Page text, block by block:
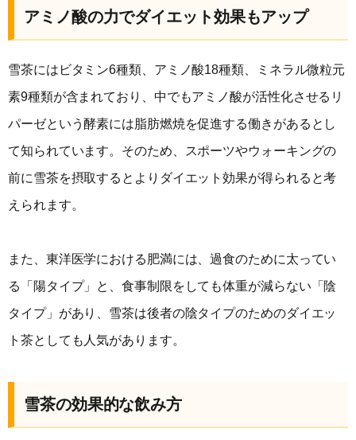
アミノ酸の力でダイエット効果もアップ
雪茶にはビタミン6種類、アミノ酸18種類、ミネラル微粒元
素9種類が含まれており、中でもアミノ酸が活性化させるリ
パーゼという酵素には脂肪燃焼を促進する働きがあるとし
て知られています。そのため、スポーツやウォーキングの
前に雪茶を摂取するとよりダイエット効果が得られると考
えられます。
また、東洋医学における肥満には、過食のために太ってい
る「陽タイプ」と、食事制限をしても体重が減らない「陰
タイプ」があり、雪茶は後者の陰タイプのためのダイエッ
ト茶としても人気があります。
雪茶の効果的な飲み方